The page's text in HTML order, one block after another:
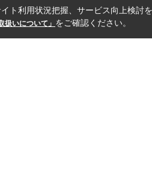
ト利用状況把握、サービス向上検討
扱いについて」 をご確認ください。